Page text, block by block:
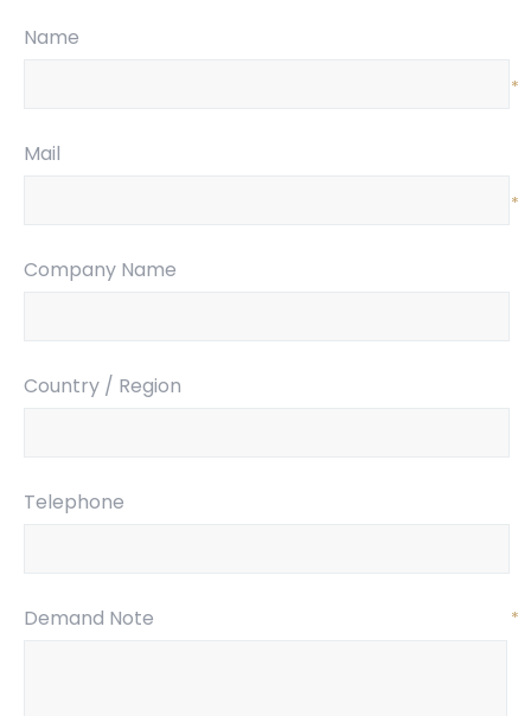
Name
*
Mail
*
Company Name
Country / Region
Telephone
Demand Note *